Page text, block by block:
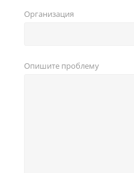
Организация
Опишите проблему